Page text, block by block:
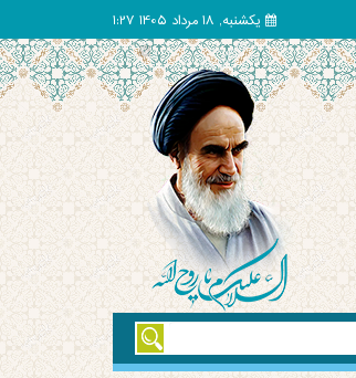
یکشنبه, 18 مرداد 1405 1:27